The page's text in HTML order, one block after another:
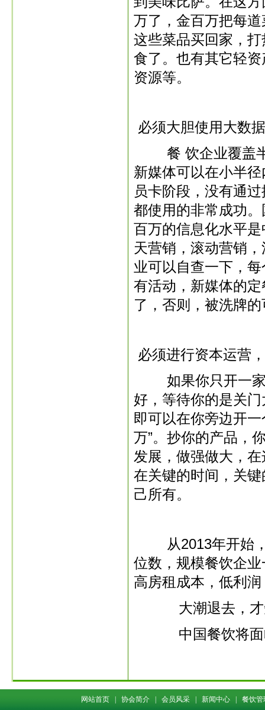
万了，金百万把每
这些菜品买回家，
食了。也有其它轻
资源等。
必须大胆使用大数
餐 饮企业覆盖半
新媒体可以在小半
员卡阶段，没有通
都使用的非常成功
百万的信息化水平
天营销，滚动营销
业可以自查一下，
有活动，新媒体的
了，否则，被洗牌
必须进行资本运营
如果你只开一家
好，等待你的是关
即可以在你旁边开一
万”。抄你的产品，
发展，做强做大，
在关键的时间，关
己所有。
从2013年开始，
位数，规模餐饮企
高房租成本，低利
大潮退去，才
中国餐饮将面临
网站首页 协会简介 会员风采 新闻中心 餐饮管